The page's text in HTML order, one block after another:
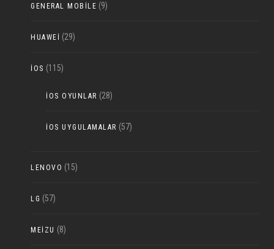
GENERAL MOBILE (9)
HUAWEI (29)
IOS (115)
IOS OYUNLAR (28)
IOS UYGULAMALAR (57)
LENOVO (15)
LG (57)
MEIZU (8)